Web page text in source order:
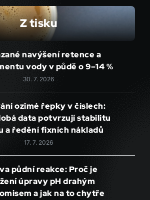
Z tisku
navýšení retence a
vody v půdě o 9–14 %
30. 7. 2026
ozimé řepky v číslech:
data potvrzují stabilitu
a ředění fixních nákladů
17. 7. 2026
půdní reakce: Proč je
úpravy pH drahým
a jak na to chytře